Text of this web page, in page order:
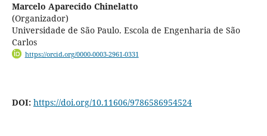
Marcelo Aparecido Chinelatto
(Organizador)
Universidade de São Paulo. Escola de Engenharia de São
Carlos
https://orcid.org/0000-0003-2961-0331
DOI: https://doi.org/10.11606/9786586954524